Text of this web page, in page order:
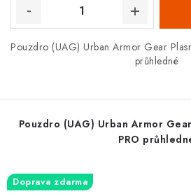
Pouzdro (UAG) Urban Armor Gear
průhledné
Pouzdro (UAG) Urban Armor
PRO
Doprava zdarma